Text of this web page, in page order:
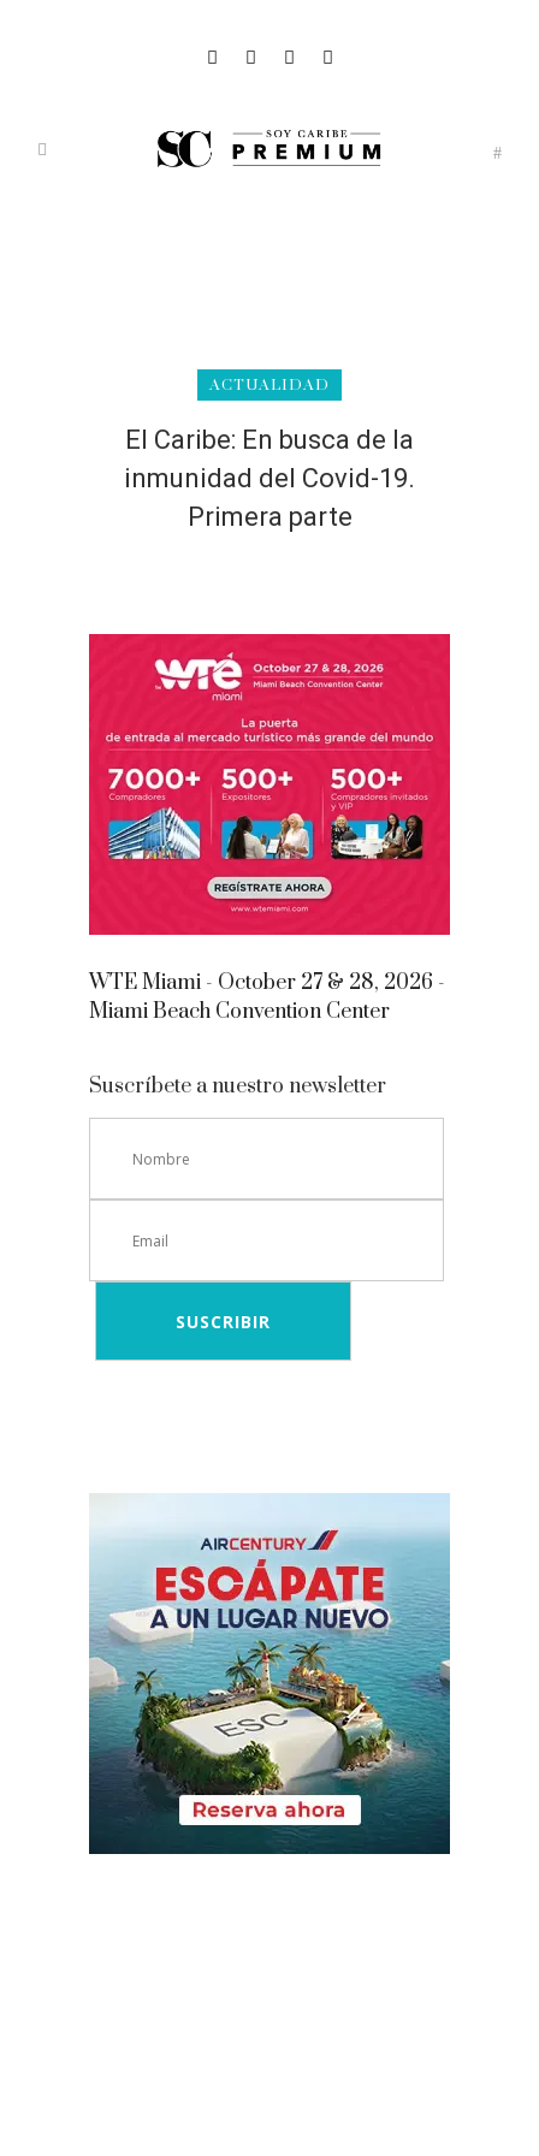
ACTUALIDAD
El Caribe: En busca de la
inmunidad del Covid-19.
Primera parte
WTE Miami - October 27 & 28, 2026 -
Miami Beach Convention Center
Suscríbete a nuestro newsletter